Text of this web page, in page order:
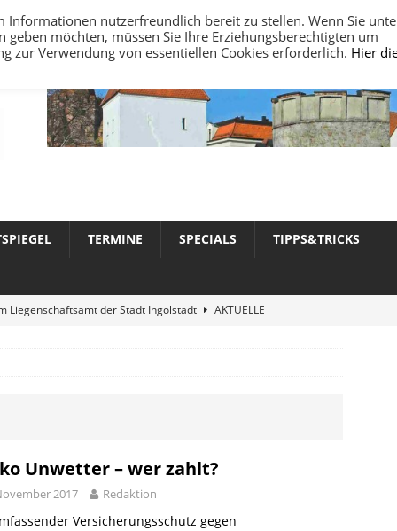
TERMINE SPECIALS TIPPS&TRICKS
Liegenschaftsamt der Stadt Ingolstadt
AKTUELLE
Wohnung vor Einbruch schützen
AKTUELLE NACHRICHTEN
in der Region 10 steigen AKTUELLE NACHRICHTEN
Unwetter – wer zahlt?
2017 Redaktion
Versicherungsschutz gegen
nutzerfreundlich bereit zu stellen. Wenn Sie
möchten, müssen Sie Ihre Erziehungsberechtigten um
zur Verwendung von essentiellen Cookies erforderlich. Hier